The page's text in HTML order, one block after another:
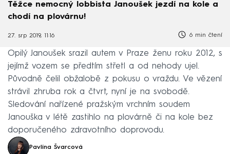
Těžce nemocný lobbista Janoušek jezdí na kole a
chodí na plovárnu!
27. srp 2019, 11:16 6 min čtení
Opilý Janoušek srazil autem v Praze ženu roku 2012, s
jejímž vozem se předtím střetl a od nehody ujel.
Původně čelil obžalobě z pokusu o vraždu. Ve vězení
strávil zhruba rok a čtvrt, nyní je na svobodě.
Sledování nařízené pražským vrchním soudem
Janouška v létě zastihlo na plovárně či na kole bez
doporučeného zdravotního doprovodu.
Pavlína Švarcová